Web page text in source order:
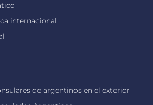
internacional
de argentinos en el exterior